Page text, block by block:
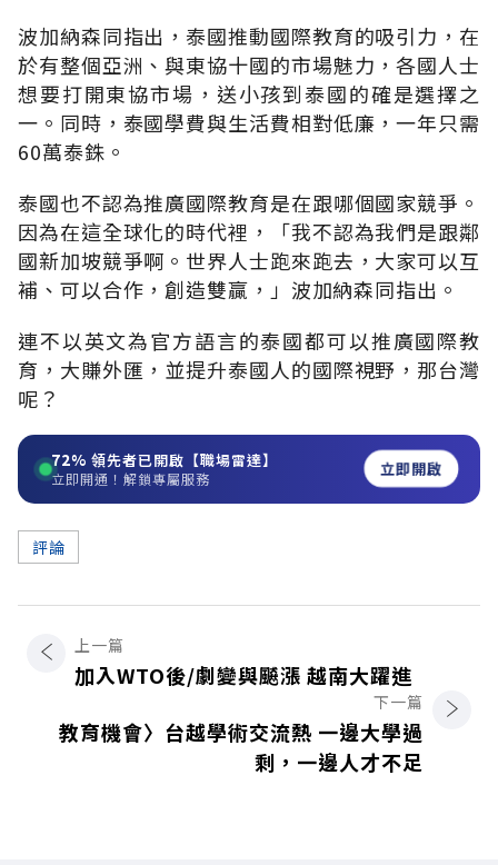
波加納森同指出，泰國推動國際教育的吸引力，在
於有整個亞洲、與東協十國的市場魅力，各國人士
想要打開東協市場，送小孩到泰國的確是選擇之
一。同時，泰國學費與生活費相對低廉，一年只需
60萬泰銖。
泰國也不認為推廣國際教育是在跟哪個國家競爭。
因為在這全球化的時代裡，「我不認為我們是跟鄰
國新加坡競爭啊。世界人士跑來跑去，大家可以互
補、可以合作，創造雙贏，」波加納森同指出。
連不以英文為官方語言的泰國都可以推廣國際教
育，大賺外匯，並提升泰國人的國際視野，那台灣
呢？
72% 領先者已開啟【職場雷達】
立即開通！解鎖專屬服務 立即開啟
評論
上一篇
加入WTO後/劇變與飇漲 越南大躍進
下一篇
教育機會〉台越學術交流熱 一邊大學過
剩，一邊人才不足